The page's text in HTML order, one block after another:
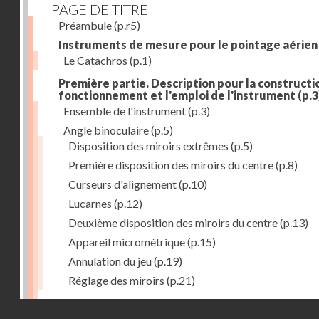
PAGE DE TITRE
Préambule(p.r5)
Instruments de mesure pour le pointage aérien
Le Catachros (p.1)
Première partie. Description pour la
fonctionnement et l'emploi de l'instrument
Ensemble de l'instrument(p.3)
Angle binoculaire(p.5)
Disposition des miroirs extrêmes (p.5)
Première disposition des miroirs du centre(p.8)
Curseurs d'alignement(p.10)
Lucarnes (p.12)
Deuxième disposition des miroirs du centre(p.13)
Appareil micrométrique(p.15)
Annulation du jeu(p.19)
Réglage des miroirs (p.21)
Mouvement oscillatoire(p.23)